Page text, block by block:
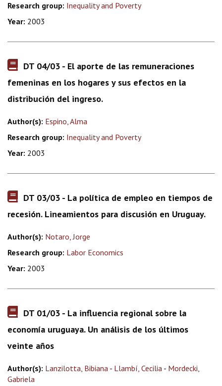
Research group: Inequality and Poverty
Year: 2003
DT 04/03 - El aporte de las remuneraciones
femeninas en los hogares y sus efectos en la
distribución del ingreso.
Author(s): Espino, Alma
Research group: Inequality and Poverty
Year: 2003
DT 03/03 - La política de empleo en tiempos de
recesión. Lineamientos para discusión en Uruguay.
Author(s): Notaro, Jorge
Research group: Labor Economics
Year: 2003
DT 01/03 - La influencia regional sobre la
economía uruguaya. Un análisis de los últimos
veinte años
Author(s): Lanzilotta, Bibiana - Llambí, Cecilia - Mordecki,
Gabriela